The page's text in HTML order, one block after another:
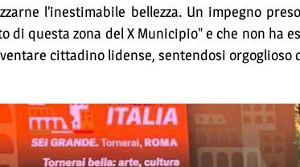
l’inestimabile bellezza. Un impegno
questa zona del X Municipio” e che non ha
cittadino lidense, sentendosi orgoglioso